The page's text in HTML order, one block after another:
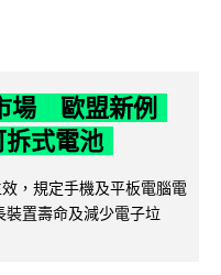
場 歐盟新例
式電池
，規定手機及平板電腦電
置壽命及減少電子垃